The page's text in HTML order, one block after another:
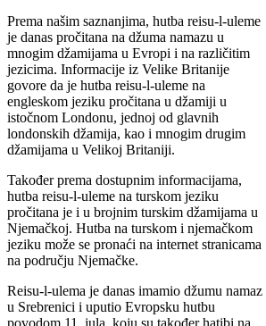
Prema našim saznanjima, hutba reisu-l-uleme
je danas pročitana na džuma namazu u
mnogim džamijama u Evropi i na različitim
jezicima. Informacije iz Velike Britanije
govore da je hutba reisu-l-uleme na
engleskom jeziku pročitana u džamiji u
istočnom Londonu, jednoj od glavnih
londonskih džamija, kao i mnogim drugim
džamijama u Velikoj Britaniji.
Također prema dostupnim informacijama,
hutba reisu-l-uleme na turskom jeziku
pročitana je i u brojnim turskim džamijama u
Njemačkoj. Hutba na turskom i njemačkom
jeziku može se pronaći na internet stranicama
na području Njemačke.
Reisu-l-ulema je danas imamio džumu namaz
u Srebrenici i uputio Evropsku hutbu